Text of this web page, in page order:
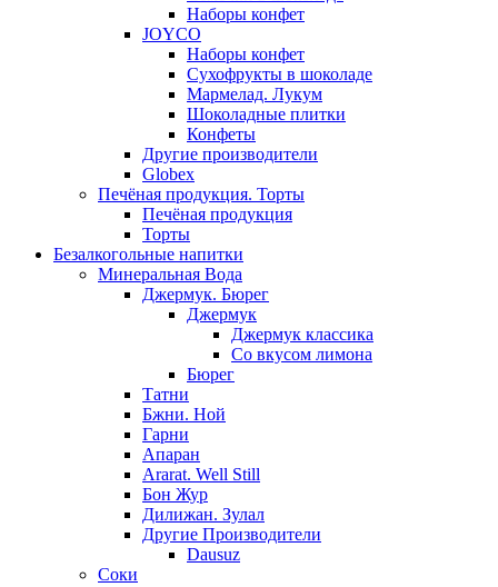
Наборы конфет
JOYCO
Наборы конфет
Сухофрукты в шоколаде
Мармелад. Лукум
Шоколадные плитки
Конфеты
Другие производители
Globex
Печёная продукция. Торты
Печёная продукция
Торты
Безалкогольные напитки
Минеральная Вода
Джермук. Бюрег
Джермук
Джермук классика
Со вкусом лимона
Бюрег
Татни
Бжни. Ной
Гарни
Апаран
Ararat. Well Still
Бон Жур
Дилижан. Зулал
Другие Производители
Dausuz
Соки